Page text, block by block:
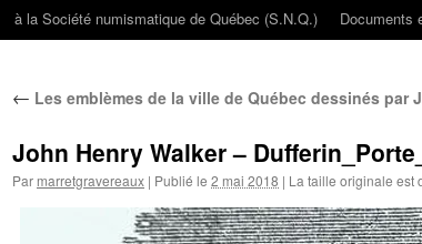
à la Société numismatique de Québec (S.N.Q.)
Documents
← Les emblèmes de la ville de Québec dessinés par
John Henry Walker –
Par marretgravereaux | Publié le 2 mai 2018 | La taille originale est